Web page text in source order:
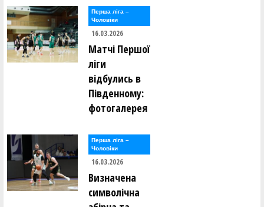
Перша лiга –
Чоловiки
16.03.2026
Матчі Першої
ліги
відбулись в
Південному:
фотогалерея
Перша лiга –
Чоловiки
16.03.2026
Визначена
символічна